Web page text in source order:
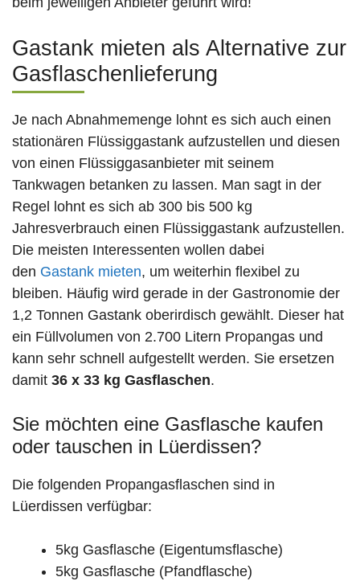
Gastank mieten als Alternative zur
Gasflaschenlieferung
Je nach Abnahmemenge lohnt es sich auch einen
stationären Flüssiggastank aufzustellen und diesen
von einen Flüssiggasanbieter mit seinem
Tankwagen betanken zu lassen. Man sagt in der
Regel lohnt es sich ab 300 bis 500 kg
Jahresverbrauch einen Flüssiggastank aufzustellen.
Die meisten Interessenten wollen dabei
den Gastank mieten, um weiterhin flexibel zu
bleiben. Häufig wird gerade in der Gastronomie der
1,2 Tonnen Gastank oberirdisch gewählt. Dieser hat
ein Füllvolumen von 2.700 Litern Propangas und
kann sehr schnell aufgestellt werden. Sie ersetzen
damit 36 x 33 kg Gasflaschen.
Sie möchten eine Gasflasche kaufen
oder tauschen in Lüerdissen?
Die folgenden Propangasflaschen sind in
Lüerdissen verfügbar:
5kg Gasflasche (Eigentumsflasche)
5kg Gasflasche (Pfandflasche)